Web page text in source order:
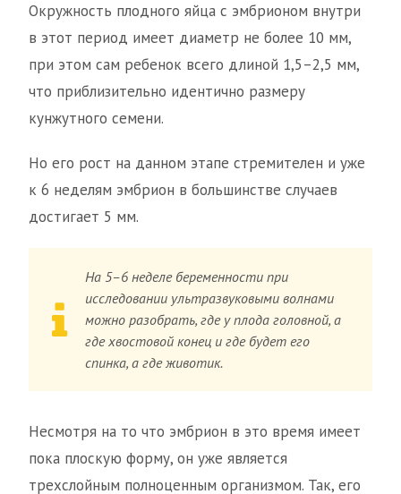
Окружность плодного яйца с эмбрионом внутри
в этот период имеет диаметр не более 10 мм,
при этом сам ребенок всего длиной 1,5–2,5 мм,
что приблизительно идентично размеру
кунжутного семени.
Но его рост на данном этапе стремителен и уже
к 6 неделям эмбрион в большинстве случаев
достигает 5 мм.
На 5–6 неделе беременности при
исследовании ультразвуковыми волнами
можно разобрать, где у плода головной, а
где хвостовой конец и где будет его
спинка, а где животик.
Несмотря на то что эмбрион в это время имеет
пока плоскую форму, он уже является
трехслойным полноценным организмом. Так, его